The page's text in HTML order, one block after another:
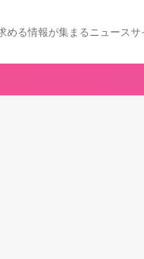
める情報が集まるニュースサ